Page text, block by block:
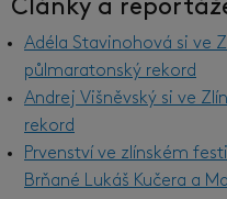
Články a
Adéla Stavinohová si ve
půlmaratonský rekord
Andrej Višněvský si ve
rekord
Prvenství ve zlínském
Brňané Lukáš Kučera a